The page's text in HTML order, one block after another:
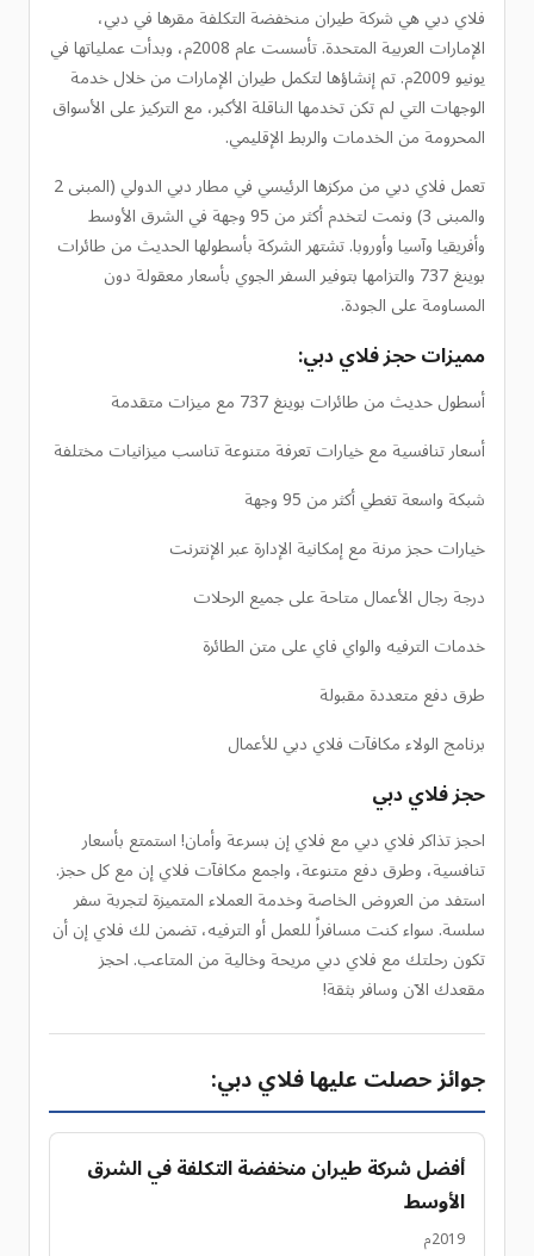
فلاي دبي هي شركة طيران منخفضة التكلفة مقرها في دبي،
الإمارات العربية المتحدة. تأسست عام 2008م، وبدأت عملياتها في
يونيو 2009م. تم إنشاؤها لتكمل طيران الإمارات من خلال خدمة
الوجهات التي لم تكن تخدمها الناقلة الأكبر، مع التركيز على الأسواق
المحرومة من الخدمات والربط الإقليمي.
تعمل فلاي دبي من مركزها الرئيسي في مطار دبي الدولي (المبنى 2
والمبنى 3) ونمت لتخدم أكثر من 95 وجهة في الشرق الأوسط
وأفريقيا وآسيا وأوروبا. تشتهر الشركة بأسطولها الحديث من طائرات
بوينغ 737 والتزامها بتوفير السفر الجوي بأسعار معقولة دون
المساومة على الجودة.
مميزات حجز فلاي دبي:
أسطول حديث من طائرات بوينغ 737 مع ميزات متقدمة
أسعار تنافسية مع خيارات تعرفة متنوعة تناسب ميزانيات مختلفة
شبكة واسعة تغطي أكثر من 95 وجهة
خيارات حجز مرنة مع إمكانية الإدارة عبر الإنترنت
درجة رجال الأعمال متاحة على جميع الرحلات
خدمات الترفيه والواي فاي على متن الطائرة
طرق دفع متعددة مقبولة
برنامج الولاء مكافآت فلاي دبي للأعمال
حجز فلاي دبي
احجز تذاكر فلاي دبي مع فلاي إن بسرعة وأمان! استمتع بأسعار
تنافسية، وطرق دفع متنوعة، واجمع مكافآت فلاي إن مع كل حجز.
استفد من العروض الخاصة وخدمة العملاء المتميزة لتجربة سفر
سلسة. سواء كنت مسافراً للعمل أو الترفيه، تضمن لك فلاي إن أن
تكون رحلتك مع فلاي دبي مريحة وخالية من المتاعب. احجز
مقعدك الآن وسافر بثقة!
جوائز حصلت عليها فلاي دبي:
أفضل شركة طيران منخفضة التكلفة في الشرق
الأوسط
2019م